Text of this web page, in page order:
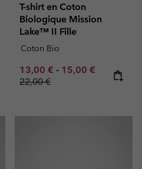
T-shirt en Coton
Biologique Mission
Lake™ II Fille
Coton Bio
Minimum sale price:
13,00 € - Maximum sale
15,00 € Regular
22,00 €